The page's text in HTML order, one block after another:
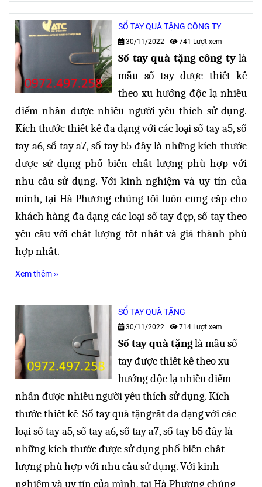
SỔ TAY QUÀ TẶNG CÔNG TY
30/11/2022 | 741 Lượt xem
Sổ tay quà tặng công ty là
mẫu sổ tay được thiết kế
theo xu hướng độc lạ nhiều
điểm nhấn được nhiều người yêu thích sử dụng.
Kích thước thiết kế đa dạngvới các loại sổ tay a5, sổ
tay a6, sổ tay a7, sổ tay b5 đây là những kích thước
được sử dụng phổ biến chất lượng phù hợp với
nhu cầu sử dụng. Với kinh nghiệm và uy tín của
mình, tại Hà Phương chúng tôi luôn cung cấp cho
khách hàng đa dạng các loại sổ tay đẹp, sổ tay theo
yêu cầu với chất lượng tốt nhất và giá thành phù
hợp nhất.
Xem thêm ››
SỔ TAY QUÀ TẶNG
30/11/2022 | 714 Lượt xem
Sổ tay quà tặnglà mẫu sổ
tay được thiết kế theo xu
hướng độc lạ nhiều điểm
nhấn được nhiều người yêu thích sử dụng. Kích
thướcthiết kế Sổ tay quà tặngrất đa dạngvới các
loại sổ tay a5, sổ tay a6, sổ tay a7, sổ tay b5 đây là
những kích thước được sử dụng phổ biến chất
lượng phù hợp với nhu cầu sử dụng.Với kinh
nghiệm và uy tín của mình, tạiHà Phươngchúng